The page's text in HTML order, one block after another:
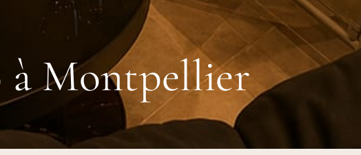
à Montpellier